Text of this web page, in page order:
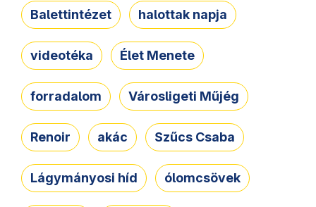
Balettintézet halottak napja
videotéka Élet Menete
forradalom Városligeti Műjég
Renoir akác Szűcs Csaba
Lágymányosi híd ólomcsövek